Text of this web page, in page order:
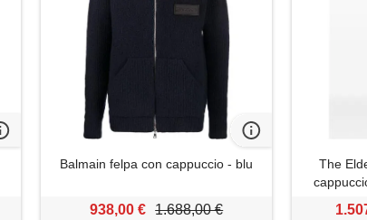
Balmain felpa con cappuccio - blu
938,00 € 1.688,00 €
The